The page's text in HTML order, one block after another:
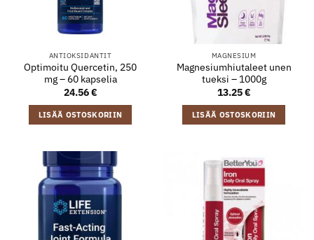
ANTIOKSIDANTIT
Optimoitu Quercetin, 250
mg – 60 kapselia
24.56€
LISÄÄ OSTOSKORIIN
MAGNESIUM
Magnesiumhiutaleet unen
tueksi – 1000g
13.25€
LISÄÄ OSTOSKORIIN